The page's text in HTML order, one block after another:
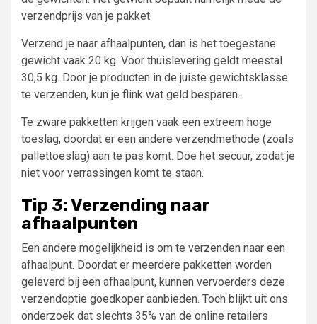
verzendprijs van je pakket.
Verzend je naar afhaalpunten, dan is het toegestane
gewicht vaak 20 kg. Voor thuislevering geldt meestal
30,5 kg. Door je producten in de juiste gewichtsklasse
te verzenden, kun je flink wat geld besparen.
Te zware pakketten krijgen vaak een extreem hoge
toeslag, doordat er een andere verzendmethode (zoals
pallettoeslag) aan te pas komt. Doe het secuur, zodat je
niet voor verrassingen komt te staan.
Tip 3: Verzending naar
afhaalpunten
Een andere mogelijkheid is om te verzenden naar een
afhaalpunt. Doordat er meerdere pakketten worden
geleverd bij een afhaalpunt, kunnen vervoerders deze
verzendoptie goedkoper aanbieden. Toch blijkt uit ons
onderzoek dat slechts 35% van de online retailers